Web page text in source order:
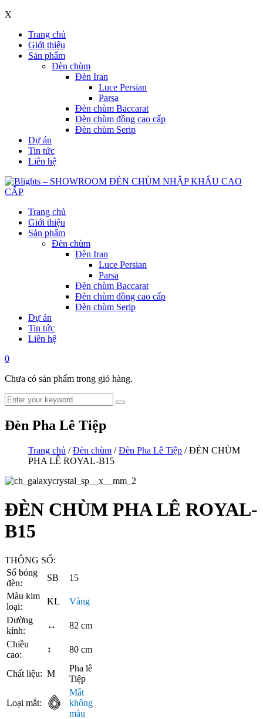
X
Trang chủ
Giới thiệu
Sản phẩm
Đèn chùm
Đèn Iran
Luce Persian
Parsa
Đèn chùm Baccarat
Đèn chùm đồng cao cấp
Đèn chùm Serip
Dự án
Tin tức
Liên hệ
Trang chủ
Giới thiệu
Sản phẩm
Đèn chùm
Đèn Iran
Luce Persian
Parsa
Đèn chùm Baccarat
Đèn chùm đồng cao cấp
Đèn chùm Serip
Dự án
Tin tức
Liên hệ
0
Chưa có sản phẩm trong giỏ hàng.
Đèn Pha Lê Tiệp
Trang chủ /Đèn chùm /Đèn Pha Lê Tiệp / ĐÈN CHÙM
PHA LÊ ROYAL-B15
ĐÈN CHÙM PHA LÊ ROYAL-
B15
THÔNG SỐ:
Số bóng
đèn:
SB
15
Màu kim
loại:
KL
Vàng
Đường
kính:
↔
82 cm
Chiều
cao:
↕ 80 cm
Chất liệu: M
Pha lê
Tiệp
Loại mắt:
Mắt
không
màu